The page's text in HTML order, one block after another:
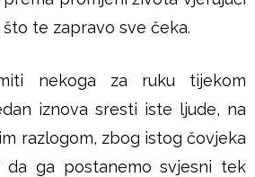
što te zapravo sve čeka.
nekoga za ruku tijekom
iznova sresti iste ljude, na
razlogom, zbog istog čovjeka
ga postanemo svjesni tek